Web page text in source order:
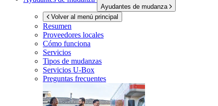
Ayudantes de mudanza
Volver al menú principal
Resumen
Proveedores locales
Cómo funciona
Servicios
Tipos de mudanzas
Servicios U-Box
Preguntas frecuentes